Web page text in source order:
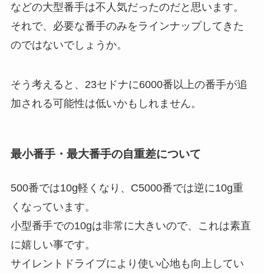
などの大型番手は不人気だったのだと思います。
それで、必要な番手のみをラインナップしてきた
のではないでしょうか。
そう考えると、23セドナに6000番以上の番手が追
加される可能性は低いかもしれません。
最小番手・最大番手の自重差について
500番では10g軽くなり、C5000番では逆に10g重
くなっています。
小型番手での10gは非常に大きいので、これは素直
に嬉しい事です。
サイレントドライブにより使い心地も向上してい